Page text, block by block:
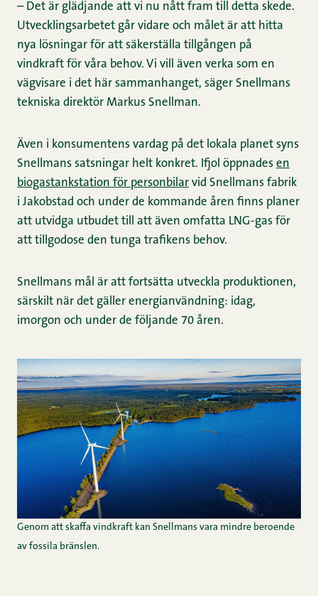
– Det är glädjande att vi nu nått fram till detta skede.
Utvecklingsarbetet går vidare och målet är att hitta
nya lösningar för att säkerställa tillgången på
vindkraft för våra behov. Vi vill även verka som en
vägvisare i det här sammanhanget, säger Snellmans
tekniska direktör Markus Snellman.
Även i konsumentens vardag på det lokala planet syns
Snellmans satsningar helt konkret. Ifjol öppnades en
biogastankstation för personbilar vid Snellmans fabrik
i Jakobstad och under de kommande åren finns planer
att utvidga utbudet till att även omfatta LNG-gas för
att tillgodose den tunga trafikens behov.
Snellmans mål är att fortsätta utveckla produktionen,
särskilt när det gäller energianvändning: idag,
imorgon och under de följande 70 åren.
Genom att skaffa vindkraft kan Snellmans vara mindre beroende
av fossila bränslen.